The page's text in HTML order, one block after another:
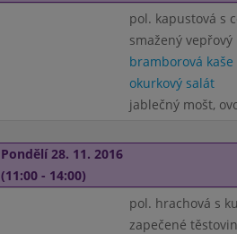
pol. kapustová s
smažený vepřový
bramborová kaše
okurkový salát
jablečný mošt,
Pondělí 28. 11. 2016
(11:00 - 14:00)
pol. hrachová s
zapečené